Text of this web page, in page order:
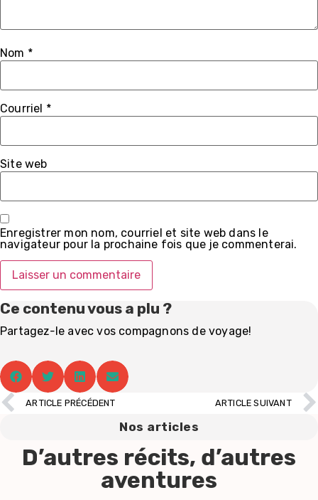
Nom *
Courriel *
Site web
Enregistrer mon nom, courriel et site web dans le
navigateur pour la prochaine fois que je commenterai.
Ce contenu vous a plu ?
Partagez-le avec vos compagnons de voyage!
ARTICLE PRÉCÉDENT ARTICLE SUIVANT
Nos articles
D’autres récits, d’autres
aventures